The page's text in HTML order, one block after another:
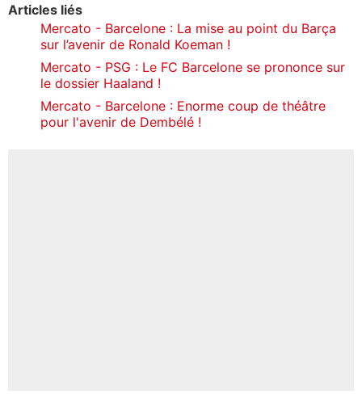
Articles liés
Mercato - Barcelone : La mise au point du Barça
sur l’avenir de Ronald Koeman !
Mercato - PSG : Le FC Barcelone se prononce sur
le dossier Haaland !
Mercato - Barcelone : Enorme coup de théâtre
pour l'avenir de Dembélé !